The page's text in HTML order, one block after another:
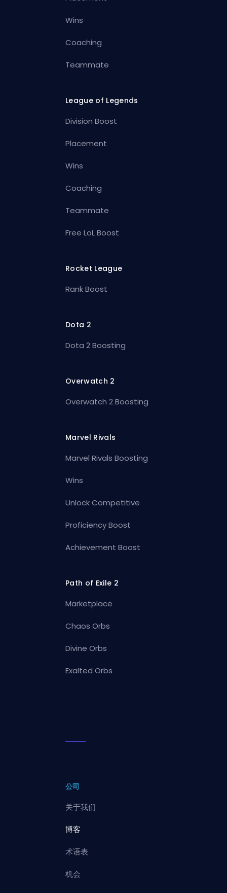
Wins
Coaching
Teammate
League of Legends
Division Boost
Placement
Wins
Coaching
Teammate
Free LoL Boost
Rocket League
Rank Boost
Dota 2
Dota 2 Boosting
Overwatch 2
Overwatch 2 Boosting
Marvel Rivals
Marvel Rivals Boosting
Wins
Unlock Competitive
Proficiency Boost
Achievement Boost
Path of Exile 2
Marketplace
Chaos Orbs
Divine Orbs
Exalted Orbs
公司
关于我们
博客
术语表
机会